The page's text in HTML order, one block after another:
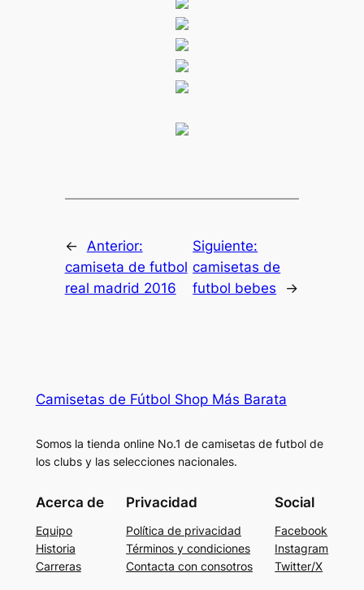
← Anterior:
camiseta de futbol
real madrid 2016
Siguiente:
camisetas de
futbol bebes
→
Camisetas de Fútbol Shop Más Barata
Somos la tienda online No.1 de camisetas de futbol de
los clubs y las selecciones nacionales.
Acerca de
Equipo
Historia
Carreras
Privacidad
Política de privacidad
Términos y condiciones
Contacta con consotros
Social
Facebook
Instagram
Twitter/X